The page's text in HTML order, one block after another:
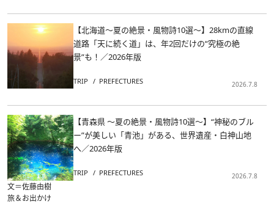
【北海道～夏の絶景・風物詩10選～】28kmの直線
道路「天に続く道」は、年2回だけの“究極の絶
景”も！／2026年版
TRIP PREFECTURES 2026.7.8
【青森県 ～夏の絶景・風物詩10選～】“神秘のブル
ー”が美しい「青池」がある、世界遺産・白神山地
へ／2026年版
TRIP PREFECTURES 2026.7.8
文＝佐藤由樹
旅＆お出かけ